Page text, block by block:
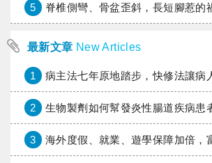
5 脊椎側彎、骨盆歪斜，長短腳惹的
最新文章 New Articles
1 病主法七年原地踏步，快修法讓病
2 生物製劑如何幫發炎性腸道疾病患者抗潰瘍？治療進展
3 海外度假、就業、遊學保障加倍，富邦產險「一期逐夢」專案